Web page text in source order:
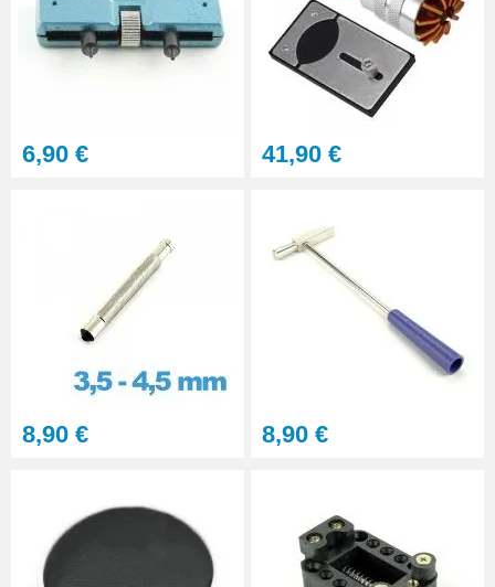
6,90 € 41,90 €
8,90 € 8,90 €